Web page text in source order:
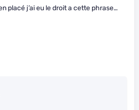
placé j’ai eu le droit a cette phrase…